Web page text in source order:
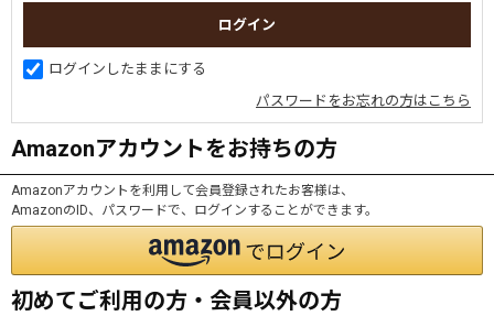
ログインしたままにする
パスワードをお忘れの方はこちら
Amazonアカウントをお持ちの方
Amazonアカウントを利用して会員登録されたお客様は、
AmazonのID、パスワードで、ログインすることができます。
初めてご利用の方・会員以外の方